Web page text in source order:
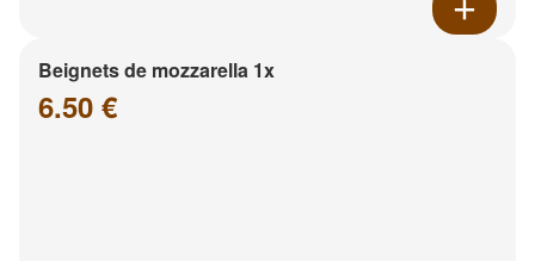
Beignets de mozzarella 1x
6.50 €